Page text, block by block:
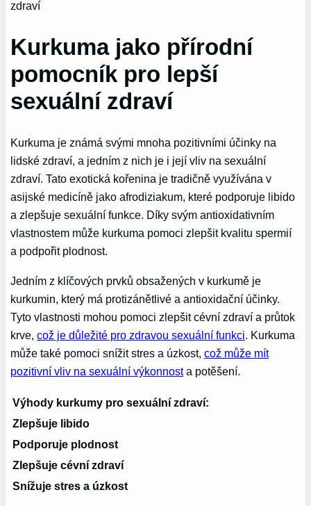
Kurkuma jako přírodní
pomocník pro lepší
sexuální zdraví
Kurkuma je známá svými mnoha pozitivními účinky na
lidské zdraví, a jedním z nich je i její vliv na sexuální
zdraví. Tato exotická kořenina je tradičně využívána v
asijské medicíně jako afrodiziakum, které podporuje libido
a zlepšuje sexuální funkce. Díky svým antioxidativním
vlastnostem může kurkuma pomoci zlepšit kvalitu spermií
a podpořit plodnost.
Jedním z klíčových prvků obsažených v kurkumě je
kurkumin, který má protizánětlivé a antioxidační účinky.
Tyto vlastnosti mohou pomoci zlepšit cévní zdraví a průtok
krve,což je důležité pro zdravou sexuální funkci . Kurkuma
může také pomoci snížit stres a úzkost,což může mít
pozitivní vliv na sexuální výkonnosta potěšení.
Výhody kurkumy pro sexuální zdraví:
Zlepšuje libido
Podporuje plodnost
Zlepšuje cévní zdraví
Snížuje stres a úzkost